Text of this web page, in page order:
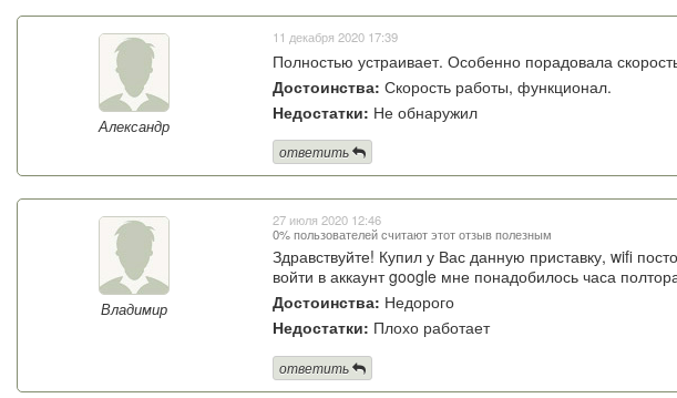
Александр
11 декабря 2020 17:39
Полностью устраивает. Особенно порадовала
Достоинства: Скорость работы, функционал.
Недостатки: Не обнаружил
ответить
Владимир
27 июля 2020 12:46
0% пользователей считают этот отзыв полезным
Здравствуйте! Купил у Вас данную приставку, wifi
войти в аккаунт google мне понадобилось часа
Достоинства: Недорого
Недостатки: Плохо работает
ответить